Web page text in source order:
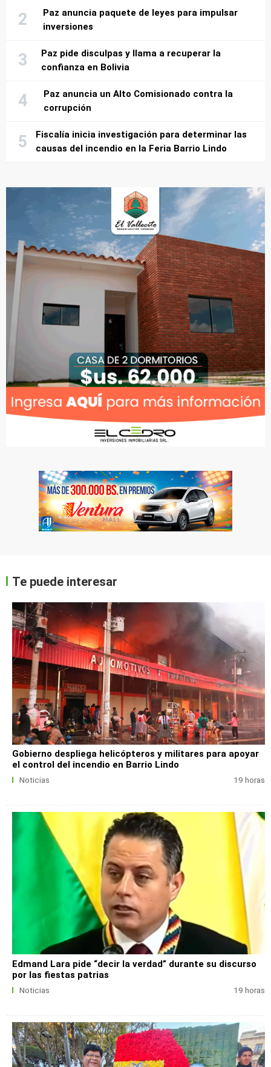
Paz anuncia paquete de leyes para impulsar
inversiones
Paz pide disculpas y llama a recuperar la
confianza en Bolivia
Paz anuncia un Alto Comisionado contra la
corrupción
Fiscalía inicia investigación para determinar las
causas del incendio en la Feria Barrio Lindo
Te puede interesar
Gobierno despliega helicópteros y militares para apoyar
el control del incendio en Barrio Lindo
Noticias 19 horas
Edmand Lara pide “decir la verdad” durante su discurso
por las fiestas patrias
Noticias 19 horas